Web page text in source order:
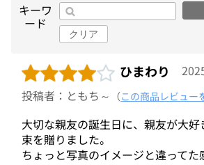
キーワ
ード
クリア
ひまわり
投稿者：ともち～ （この商品レビュー
大切な親友の誕生日に、親友が大
束を贈りました。
ちょっと写真のイメージと違ってた